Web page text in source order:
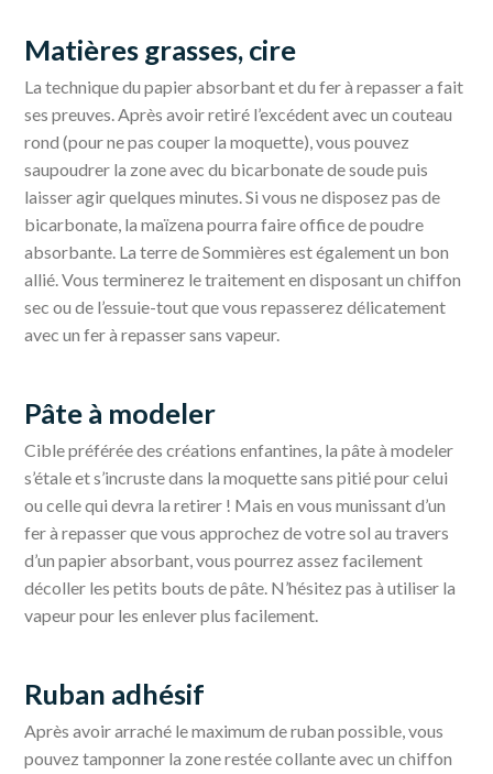
Matières grasses, cire
La technique du papier absorbant et du fer à repasser a fait
ses preuves. Après avoir retiré l’excédent avec un couteau
rond (pour ne pas couper la moquette), vous pouvez
saupoudrer la zone avec du bicarbonate de soude puis
laisser agir quelques minutes. Si vous ne disposez pas de
bicarbonate, la maïzena pourra faire office de poudre
absorbante. La terre de Sommières est également un bon
allié. Vous terminerez le traitement en disposant un chiffon
sec ou de l’essuie-tout que vous repasserez délicatement
avec un fer à repasser sans vapeur.
Pâte à modeler
Cible préférée des créations enfantines, la pâte à modeler
s’étale et s’incruste dans la moquette sans pitié pour celui
ou celle qui devra la retirer ! Mais en vous munissant d’un
fer à repasser que vous approchez de votre sol au travers
d’un papier absorbant, vous pourrez assez facilement
décoller les petits bouts de pâte. N’hésitez pas à utiliser la
vapeur pour les enlever plus facilement.
Ruban adhésif
Après avoir arraché le maximum de ruban possible, vous
pouvez tamponner la zone restée collante avec un chiffon